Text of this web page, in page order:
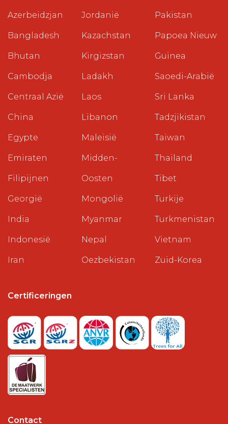
Azerbeidzjan
Bangladesh
Bhutan
Cambodja
Centraal Azië
China
Egypte
Emiraten
Filipijnen
Georgië
India
Indonesië
Iran
Jordanië
Kazachstan
Kirgizstan
Ladakh
Laos
Libanon
Maleisië
Midden-
Oosten
Mongolië
Myanmar
Nepal
Oezbekistan
Pakistan
Papoea Nieuw
Guinea
Saoedi-Arabië
Sri Lanka
Tadzjikistan
Taiwan
Thailand
Tibet
Turkije
Turkmenistan
Vietnam
Zuid-Korea
Certificeringen
Contact